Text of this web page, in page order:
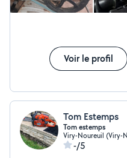
Voir le profil
Tom Estemps
Tom estemps
Viry-Noureuil (Viry-
-/5